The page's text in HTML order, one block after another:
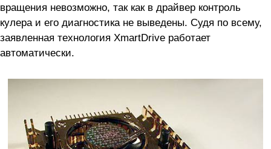
вращения невозможно, так как в драйвер контроль
кулера и его диагностика не выведены. Судя по всему,
заявленная технология XmartDrive работает
автоматически.